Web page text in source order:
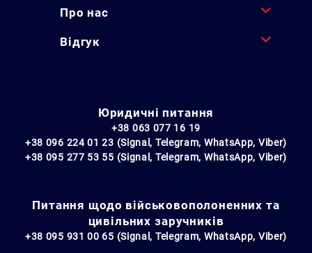
Про нас
Відгук
Юридичні питання
+38 063 077 16 19
+38 096 224 01 23 (Signal, Telegram, WhatsApp, Viber)
+38 095 277 53 55 (Signal, Telegram, WhatsApp, Viber)
Питання щодо військовополоненних та
цивільних заручників
+38 095 931 00 65 (Signal, Telegram, WhatsApp, Viber)